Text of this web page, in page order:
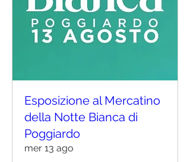
Esposizione al Mercatino
della Notte Bianca di
Poggiardo
mer 13 ago